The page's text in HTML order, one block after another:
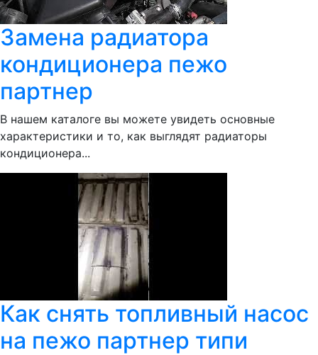
Замена радиатора
кондиционера пежо
партнер
В нашем каталоге вы можете увидеть основные
характеристики и то, как выглядят радиаторы
кондиционера...
Как снять топливный насос
на пежо партнер типи